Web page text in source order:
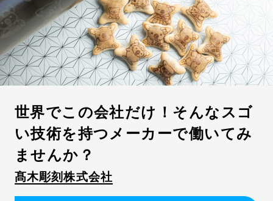
チームで仕事をこなす にぎやかな職場
U・Iターン学生歓迎 体育会系学生積極採用
社内教育・研修制度が充実
資格取得をバックアップ
実力主義の給与体系を導入
世界でこの会社だけ！そんなスゴ
い技術を持つメーカーで働いてみ
ませんか？
髙木彫刻株式会社